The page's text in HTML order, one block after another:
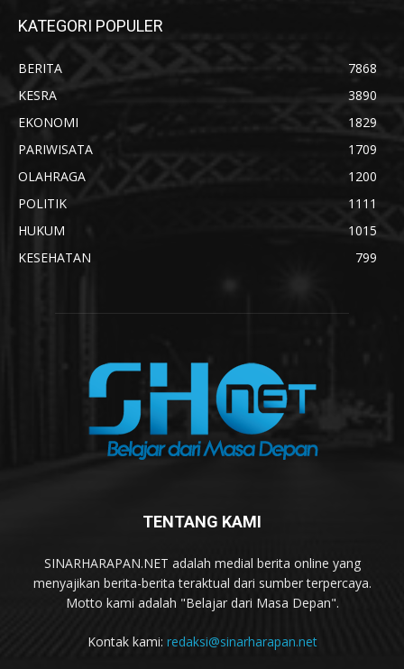
KATEGORI POPULER
BERITA
7868
KESRA
3890
EKONOMI
1829
PARIWISATA
1709
OLAHRAGA
1200
POLITIK
1111
HUKUM
1015
KESEHATAN
799
TENTANG KAMI
SINARHARAPAN.NET adalah medial berita online yang
menyajikan berita-berita teraktual dari sumber terpercaya.
Motto kami adalah "Belajar dari Masa Depan".
Kontak kami: redaksi@sinarharapan.net